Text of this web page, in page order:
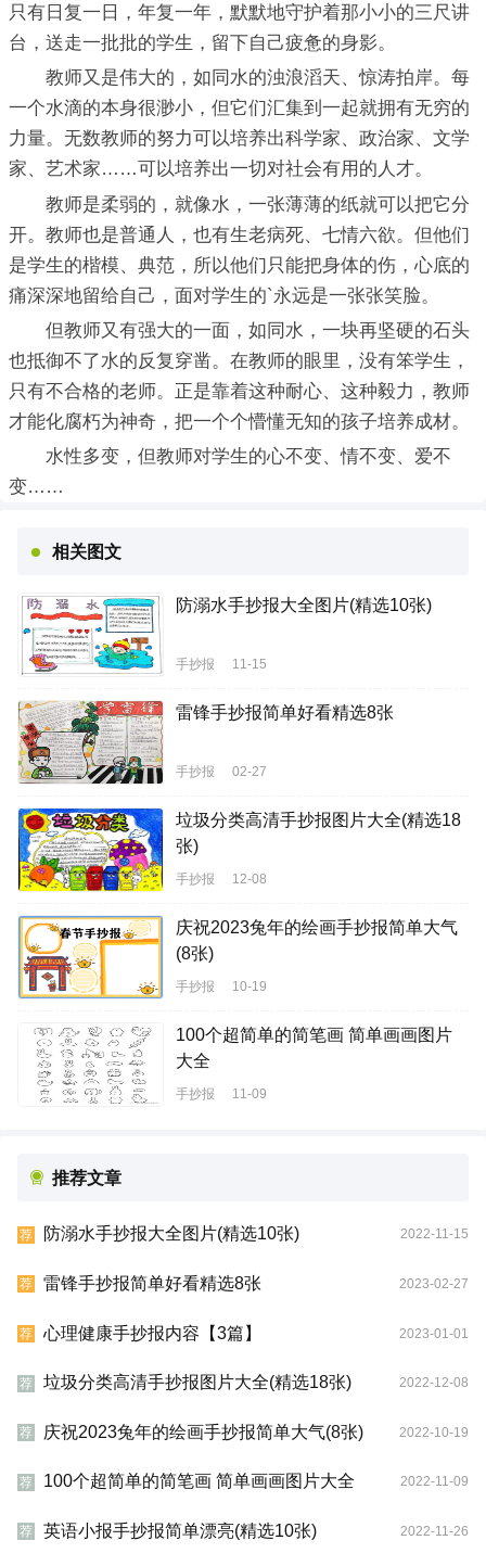
只有日复一日，年复一年，默默地守护着那小小的三尺讲
台，送走一批批的学生，留下自己疲惫的身影。
教师又是伟大的，如同水的浊浪滔天、惊涛拍岸。每
一个水滴的本身很渺小，但它们汇集到一起就拥有无穷的
力量。无数教师的努力可以培养出科学家、政治家、文学
家、艺术家……可以培养出一切对社会有用的人才。
教师是柔弱的，就像水，一张薄薄的纸就可以把它分
开。教师也是普通人，也有生老病死、七情六欲。但他们
是学生的楷模、典范，所以他们只能把身体的伤，心底的
痛深深地留给自己，面对学生的`永远是一张张笑脸。
但教师又有强大的一面，如同水，一块再坚硬的石头
也抵御不了水的反复穿凿。在教师的眼里，没有笨学生，
只有不合格的老师。正是靠着这种耐心、这种毅力，教师
才能化腐朽为神奇，把一个个懵懂无知的孩子培养成材。
水性多变，但教师对学生的心不变、情不变、爱不
变……
相关图文
防溺水手抄报大全图片(精选10张)
手抄报 11-15
雷锋手抄报简单好看精选8张
手抄报 02-27
垃圾分类高清手抄报图片大全(精选18
张)
手抄报 12-08
庆祝2023兔年的绘画手抄报简单大气
(8张)
手抄报 10-19
100个超简单的简笔画 简单画画图片
大全
手抄报 11-09
推荐文章
荐 防溺水手抄报大全图片(精选10张) 2022-11-15
荐 雷锋手抄报简单好看精选8张 2023-02-27
荐 心理健康手抄报内容【3篇】 2023-01-01
荐 垃圾分类高清手抄报图片大全(精选18张) 2022-12-08
荐 庆祝2023兔年的绘画手抄报简单大气(8张) 2022-10-19
荐 100个超简单的简笔画 简单画画图片大全 2022-11-09
荐 英语小报手抄报简单漂亮(精选10张) 2022-11-26